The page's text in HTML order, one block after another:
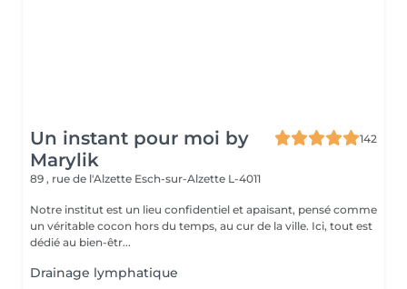
Un instant pour moi by
Marylik
142
89 , rue de l'Alzette Esch-sur-Alzette L-4011
Notre institut est un lieu confidentiel et apaisant, pensé comme
un véritable cocon hors du temps, au cur de la ville. Ici, tout est
dédié au bien-êtr...
Drainage lymphatique